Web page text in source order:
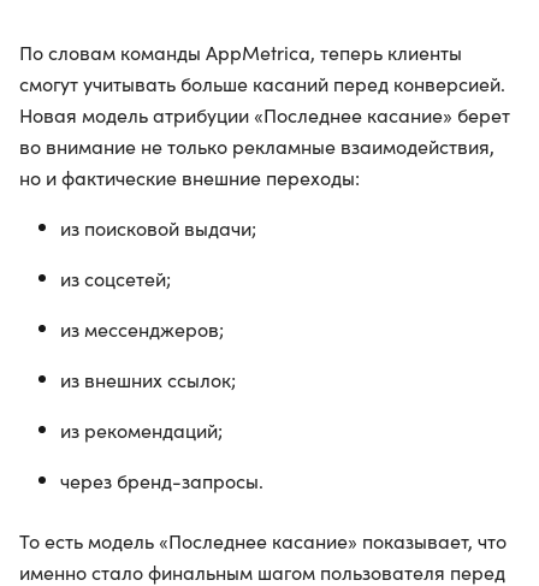
По словам команды AppMetrica, теперь клиенты
смогут учитывать больше касаний перед конверсией.
Новая модель атрибуции «Последнее касание» берет
во внимание не только рекламные взаимодействия,
но и фактические внешние переходы:
из поисковой выдачи;
из соцсетей;
из мессенджеров;
из внешних ссылок;
из рекомендаций;
через бренд-запросы.
То есть модель «Последнее касание» показывает, что
именно стало финальным шагом пользователя перед